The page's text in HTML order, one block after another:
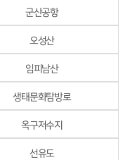
군산공항
오성산
임피남산
생태문화탐방로
옥구저수지
선유도